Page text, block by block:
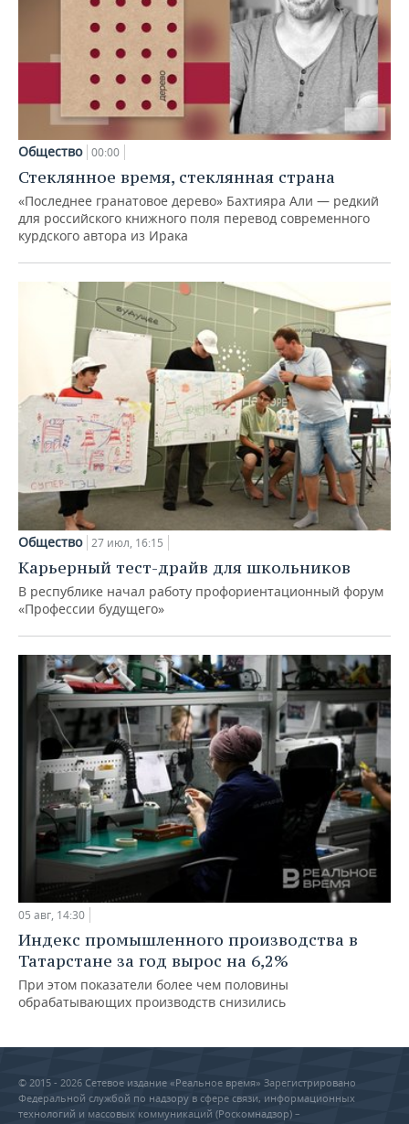
Общество 00:00
Стеклянное время, стеклянная страна
«Последнее гранатовое дерево» Бахтияра Али — редкий
для российского книжного поля перевод современного
курдского автора из Ирака
Общество 27 июл, 16:15
Карьерный тест-драйв для школьников
В республике начал работу профориентационный форум
«Профессии будущего»
05 авг, 14:30
Индекс промышленного производства в
Татарстане за год вырос на 6,2%
При этом показатели более чем половины
обрабатывающих производств снизились
© 2015 - 2026 Сетевое издание «Реальное время» Зарегистрировано
Федеральной службой по надзору в сфере связи, информационных
технологий и массовых коммуникаций (Роскомнадзор) –